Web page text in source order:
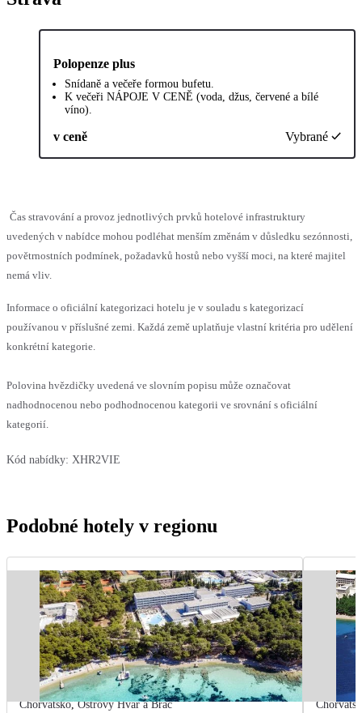
Polopenze plus
Snídaně a večeře formou bufetu.
K večeři NÁPOJE V CENĚ (voda, džus, červené a bílé
víno).
v ceně Vybrané
Čas stravování a provoz jednotlivých prvků hotelové infrastruktury
uvedených v nabídce mohou podléhat menším změnám v důsledku sezónnosti,
povětrnostních podmínek, požadavků hostů nebo vyšší moci, na které majitel
nemá vliv.
Informace o oficiální kategorizaci hotelu je v souladu s kategorizací
používanou v příslušné zemi. Každá země uplatňuje vlastní kritéria pro udělení
konkrétní kategorie.
Polovina hvězdičky uvedená ve slovním popisu může označovat
nadhodnocenou nebo podhodnocenou kategorii ve srovnání s oficiální
kategorií.
Kód nabídky: XHR2VIE
Podobné hotely v regionu
Chorvatsko,Ostrovy Hvar a Brač